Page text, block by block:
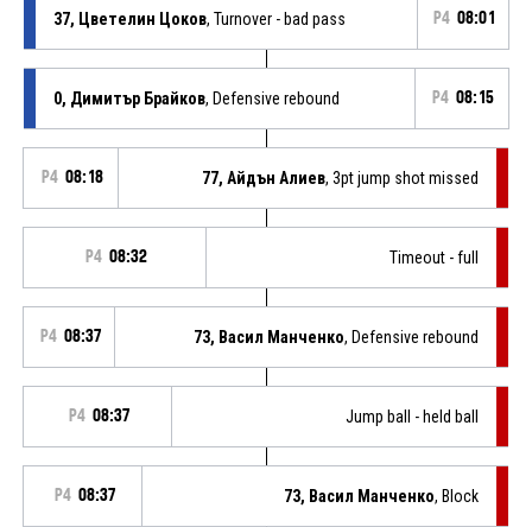
37, Цветелин Цоков, Turnover - bad pass P4 08:01
0, Димитър Брайков, Defensive rebound P4 08:15
P4 08:18 77, Айдън Алиев, 3pt jump shot missed
P4 08:32 Timeout - full
P4 08:37 73, Васил Манченко, Defensive rebound
P4 08:37 Jump ball - held ball
P4 08:37 73, Васил Манченко, Block